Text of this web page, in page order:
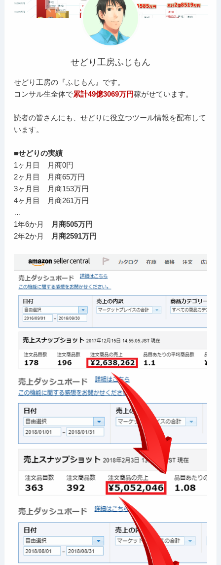
せどり工房ふじもん
せどり工房の『ふじもん』です。
コンサル生全体で累計49億3069万円稼がせています。
読者の皆さんにも、せどりに役立つツール情報を配布して
います。
■せどりの実績
1ヶ月目 月商0円
2ヶ月目 月商65万円
3ヶ月目 月商153万円
4ヶ月目 月商261万円
…
1年6か月
月商505万円
2年2か月
月商2591万円